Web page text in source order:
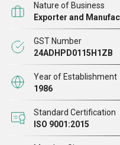
गियर आदि। वाल्व कास्टिंग
स्टेम बुश)
, और वाल्व बॉडी वगैरह।
एक सिंहावलोकन
2 दशकों से अधिक के विशाल
एक विश्वसनीय इंजीनियरिंग
के लिए ग्रे कास्ट आयरन
के एक उल्लेखनीय निर्यातक,
Nature of Business
Exporter and
GST Number
24ADHPD0115H1ZB
Year of Establishment
1986
Standard Certification
ISO 9001:2015